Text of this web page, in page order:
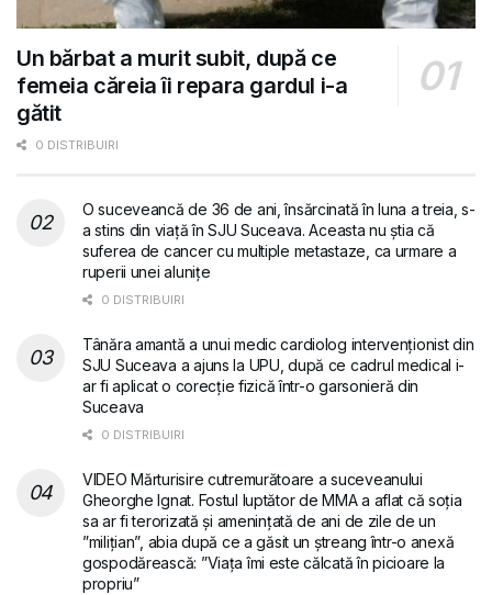
Un bărbat a murit subit, după ce
femeia căreia îi repara gardul i-a
gătit
0 DISTRIBUIRI
O suceveancă de 36 de ani, însărcinată în luna a treia, s-
a stins din viață în SJU Suceava. Aceasta nu știa că
suferea de cancer cu multiple metastaze, ca urmare a
ruperii unei alunițe
0 DISTRIBUIRI
Tânăra amantă a unui medic cardiolog intervenționist din
SJU Suceava a ajuns la UPU, după ce cadrul medical i-
ar fi aplicat o corecție fizică într-o garsonieră din
Suceava
0 DISTRIBUIRI
VIDEO Mărturisire cutremurătoare a suceveanului
Gheorghe Ignat. Fostul luptător de MMA a aflat că soția
sa ar fi terorizată și amenințată de ani de zile de un
”milițian”, abia după ce a găsit un ștreang într-o anexă
gospodărească: ”Viața îmi este călcată în picioare la
propriu”